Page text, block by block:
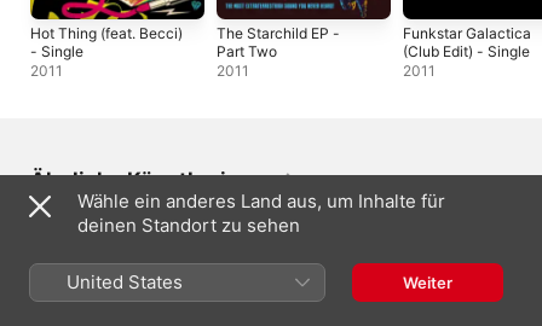
Hot Thing (feat. Becci)
- Single
2011
The Starchild EP -
Part Two
2011
Funkstar Galactica
(Club Edit) - Single
2011
Ähnliche Künstler:innen
Wähle ein anderes Land aus, um Inhalte für
deinen Standort zu sehen
United States Weiter